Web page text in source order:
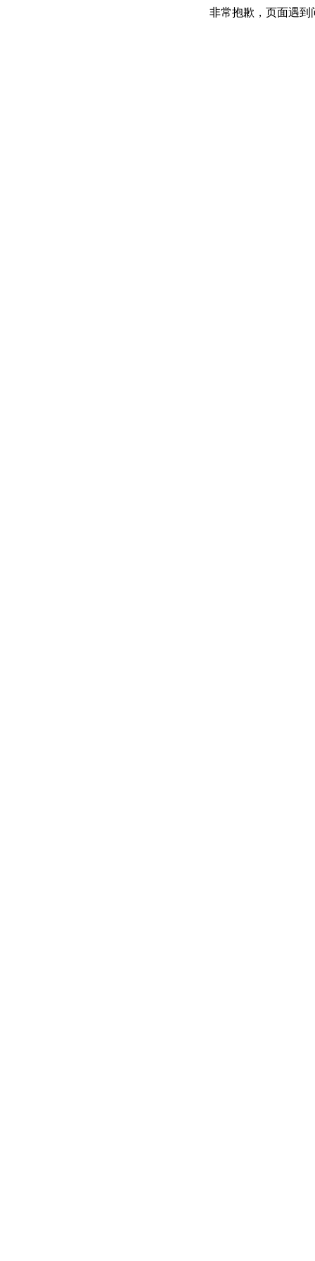
非常抱歉，页面遇到